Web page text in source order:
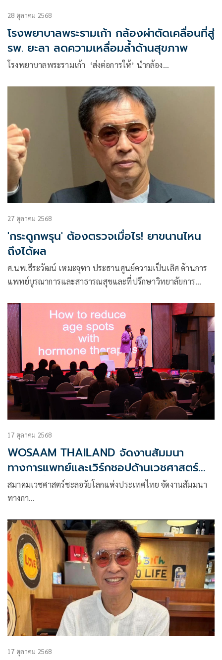
28 ตุลาคม 2568
โรงพยาบาลพระรามเก้า กล้องผ่าตัดเคลื่อนที่สู่
รพ. ยะลา ลดความเหลื่อมล้ำด้านสุขภาพ
โรงพยาบาลพระรามเก้า ‘ส่งต่อการให้’ นำกล้อง…
27 ตุลาคม 2568
'กระดูกพรุน' ต้องตรวจเมื่อไร! ยาขนานไหน
ถึงได้ผล
ศ.นพ.ธีระวัฒน์ เหมะจุฑา ประธานศูนย์ความเป็นเลิศ ด้านการ
แพทย์บูรณาการและสาธารณสุขและที่ปรึกษาวิทยาลัยการ
ซบุ๊กว่า
17 ตุลาคม 2568
WOSAAM THAILAND จัดงานสัมมนา
ทางการแพทย์และเวิร์กชอปด้านเวชศาสตร์ฟื้น
สภาพครั้งยิ่งใหญ่แห่งปี
สมาคมเวชศาสตร์ชะลอวัยโลกแห่งประเทศไทย จัดงานสัมมนา
ทางกา…
17 ตุลาคม 2568